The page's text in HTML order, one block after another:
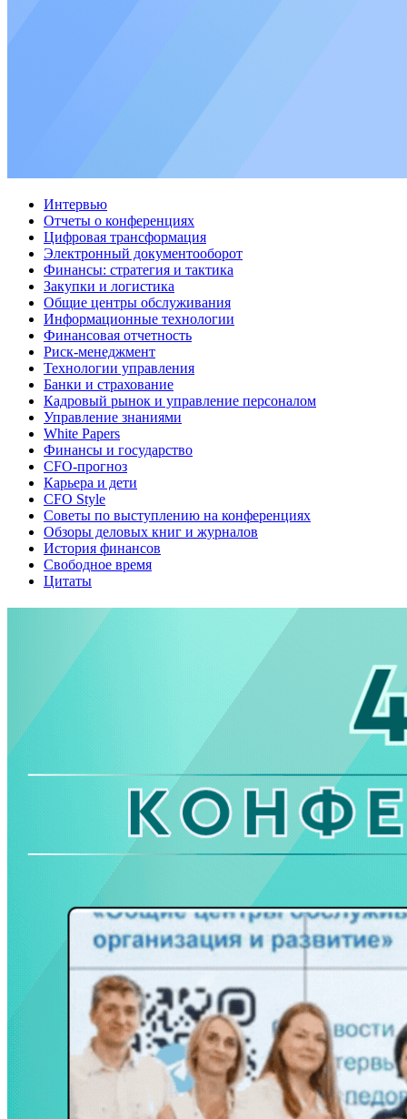
Интервью
Отчеты о конференциях
Цифровая трансформация
Электронный документооборот
Финансы: стратегия и тактика
Закупки и логистика
Общие центры обслуживания
Информационные технологии
Финансовая отчетность
Риск-менеджмент
Технологии управления
Банки и страхование
Кадровый рынок и управление персоналом
Управление знаниями
White Papers
Финансы и государство
CFO-прогноз
Карьера и дети
CFO Style
Советы по выступлению на конференциях
Обзоры деловых книг и журналов
История финансов
Свободное время
Цитаты